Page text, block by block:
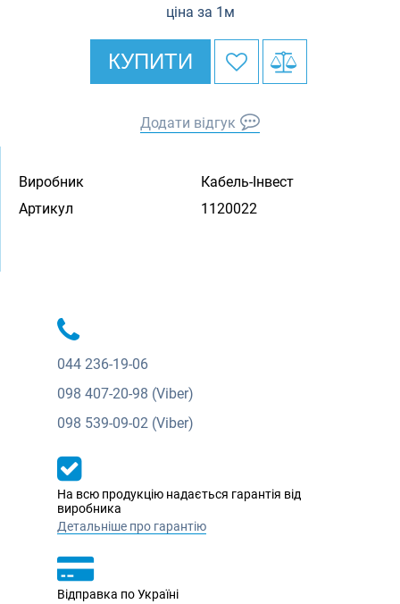
ціна за 1м
КУПИТИ
Додати відгук
Виробник
Кабель-Інвест
Артикул
1120022
044 236-19-06
098 407-20-98 (Viber)
098 539-09-02 (Viber)
На всю продукцію надається гарантія від
виробника
Детальніше про гарантію
Відправка по Україні